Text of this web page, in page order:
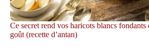
Ce secret rend vos haricots blancs fondants
goût (recette d’antan)